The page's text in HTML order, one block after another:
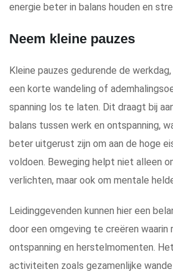
energie beter in balans houden en
Neem kleine pauzes
Kleine pauzes gedurende de
een korte wandeling of
spanning los te laten. Dit draagt bij
balans tussen werk en ontspanning,
beter uitgerust zijn om aan de hoge
voldoen. Beweging helpt niet alleen
verlichten, maar ook om mentale
Leidinggevenden kunnen hier een
door een omgeving te creëren waarin
ontspanning en herstelmomenten.
activiteiten zoals gezamenlijke